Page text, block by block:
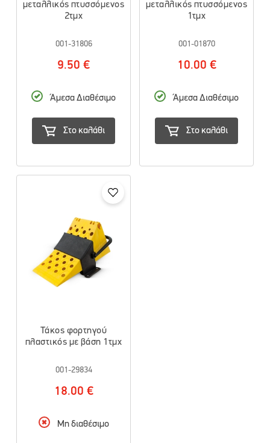
μεταλλικός πτυσσόμενος
2τμχ
001-31806
9.50 €
Άμεσα Διαθέσιμο
Στο καλάθι
μεταλλικός πτυσσόμενος
1τμχ
001-01870
10.00 €
Άμεσα Διαθέσιμο
Στο καλάθι
Τάκος φορτηγού
πλαστικός με βάση 1τμχ
001-29834
18.00 €
Μη διαθέσιμο